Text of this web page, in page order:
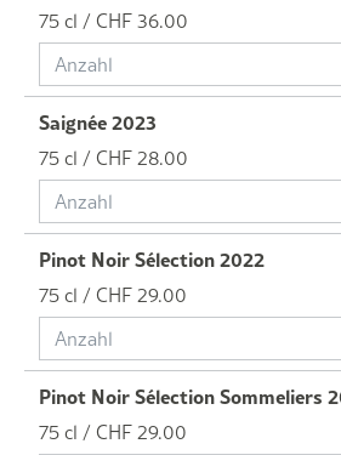
75 cl / CHF 36.00
Saignée 2023
75 cl / CHF 28.00
Pinot Noir Sélection 2022
75 cl / CHF 29.00
Pinot Noir Sélection Sommeliers
75 cl / CHF 29.00